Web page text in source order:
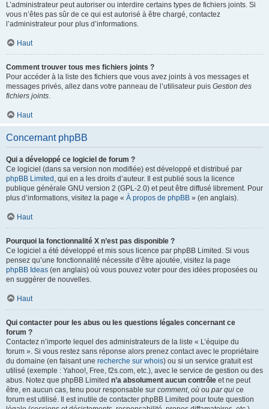
L’administrateur peut autoriser ou interdire certains types de fichiers joints. Si
vous n’êtes pas sûr de ce qui est autorisé à être chargé, contactez
l’administrateur pour plus d’informations.
Haut
Comment trouver tous mes fichiers joints ?
Pour accéder à la liste des fichiers que vous avez joints à vos messages et
messages privés, allez dans votre panneau de l’utilisateur puis Gestion des
fichiers joints.
Haut
Concernant phpBB
Qui a développé ce logiciel de forum ?
Ce logiciel (dans sa version non modifiée) est développé et distribué par
phpBB Limited , qui en a les droits d’auteur. Il est publié sous la licence
publique générale GNU version 2 (GPL-2.0) et peut être diffusé librement. Pour
plus d’informations, visitez la page « À propos de phpBB » (en anglais).
Haut
Pourquoi la fonctionnalité X n’est pas disponible ?
Ce logiciel a été développé et mis sous licence par phpBB Limited. Si vous
pensez qu’une fonctionnalité nécessite d’être ajoutée, visitez la page
phpBB Ideas (en anglais) où vous pouvez voter pour des idées proposées ou
en suggérer de nouvelles.
Haut
Qui contacter pour les abus ou les questions légales concernant ce
forum ?
Contactez n’importe lequel des administrateurs de la liste « L’équipe du
forum ». Si vous restez sans réponse alors prenez contact avec le propriétaire
du domaine (en faisant une recherche sur whois) ou si un service gratuit est
utilisé (exemple : Yahoo!, Free, f2s.com, etc.), avec le service de gestion ou des
abus. Notez que phpBB Limited n’a absolument aucun contrôle et ne peut
être, en aucun cas, tenu pour responsable sur comment, où ou par qui ce
forum est utilisé. Il est inutile de contacter phpBB Limited pour toute question